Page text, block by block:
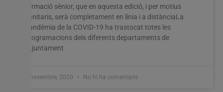
formació sènior, que en aquesta edició, i per motius
sanitaris, serà completament en línia i a distànciaLa
pandèmia de la COVID-19 ha trastocat totes les
programacions dels diferents departaments de
l’Ajuntament
3 novembre, 2020 No hi ha comentaris